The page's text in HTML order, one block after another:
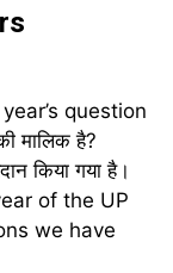
question
मालिक है?
किया गया है।
of the UP
we have